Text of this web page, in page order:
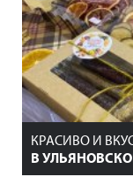
КРАСИВО И
В